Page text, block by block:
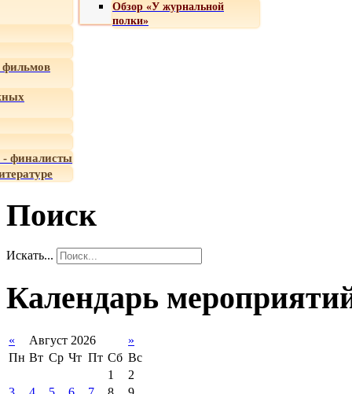
Обзор «У журнальной
полки»
- финалисты
Поиск
Искать...
Календарь
« Август 2026
»
Пн Вт Ср Чт Пт Сб Вс
1
2